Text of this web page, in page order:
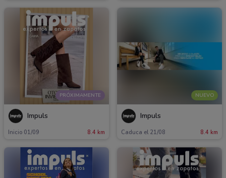
PRÓXIMAMENTE
Impuls
Inicio 01/09 8.4 km
NUEVO
Impuls
Caduca el 21/08 8.4 km